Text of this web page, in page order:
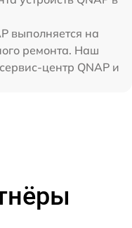
выполняется на
ремонта. Наш
центр QNAP и